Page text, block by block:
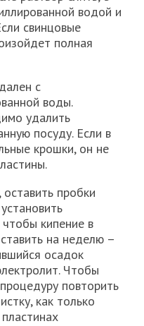
водой и
свинцовые
полная
с
воды.
удалить
посуду. Если в
крошки, он не
пробки
кипение в
на неделю –
осадок
Чтобы
повторить
как только